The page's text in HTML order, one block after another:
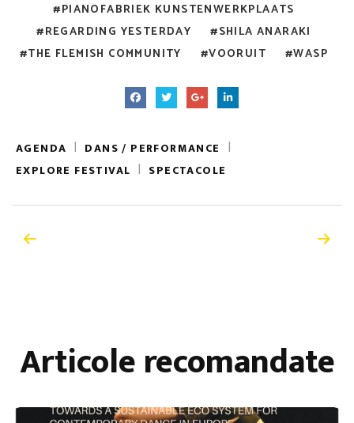
PIANOFABRIEK KUNSTENWERKPLAATS
REGARDING YESTERDAY
SHILA ANARAKI
THE FLEMISH COMMUNITY
VOORUIT WASP
AGENDA | DANS / PERFORMANCE |
EXPLORE FESTIVAL | SPECTACOLE
Articole recomandate